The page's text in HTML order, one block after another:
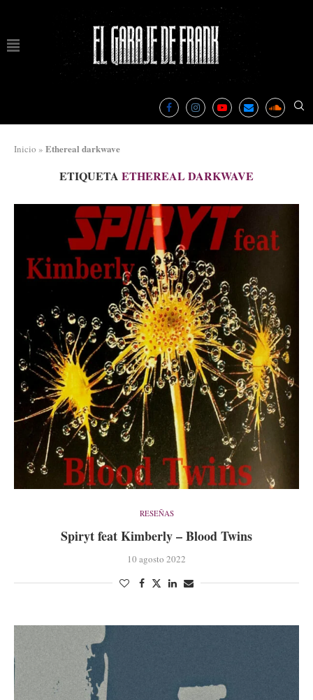
Inicio » Ethereal darkwave
ETIQUETA ETHEREAL DARKWAVE
RESEÑAS
Spiryt feat Kimberly – Blood Twins
10 agosto 2022